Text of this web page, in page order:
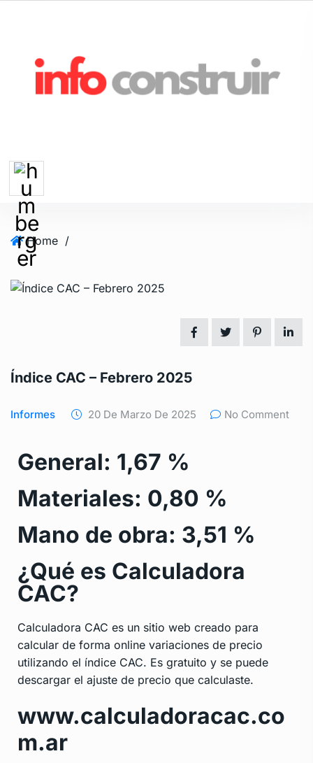
Home /
Índice CAC – Febrero 2025
Informes 20 De Marzo De 2025 No Comment
General: 1,67 %
Materiales: 0,80 %
Mano de obra: 3,51 %
¿Qué es Calculadora
CAC?
Calculadora CAC es un sitio web creado para
calcular de forma online variaciones de precio
utilizando el índice CAC. Es gratuito y se puede
descargar el ajuste de precio que calculaste.
www.calculadoracac.co
m.ar